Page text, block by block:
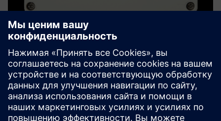
antrumX
AntrumX контролирует качество воздуха, в первую
очередь в критических средах, и интегрируется с BMS
для оптимизации вентиляции для обеспечения
безопасности и экономии энергии. Он оснащен